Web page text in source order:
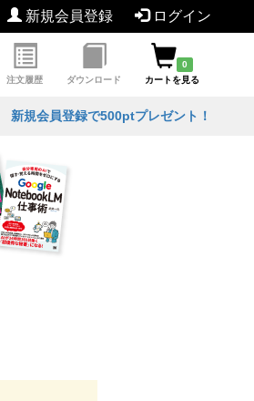
新規会員登録 ログイン
注文履歴 ダウンロード
0
カートを見る
新規会員登録で500ptプレゼント！